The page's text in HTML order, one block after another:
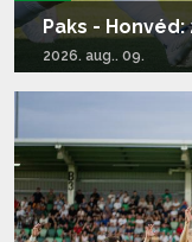
Paks - Honvéd:
2026. aug.. 09.